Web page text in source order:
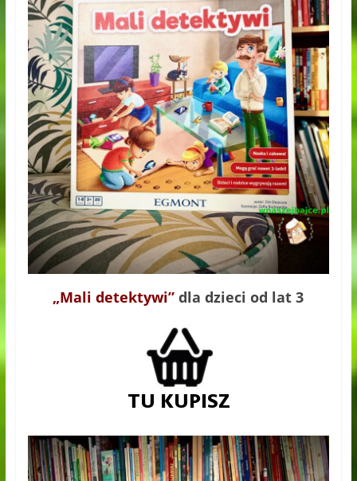
„Mali detektywi”dla dzieci od lat 3